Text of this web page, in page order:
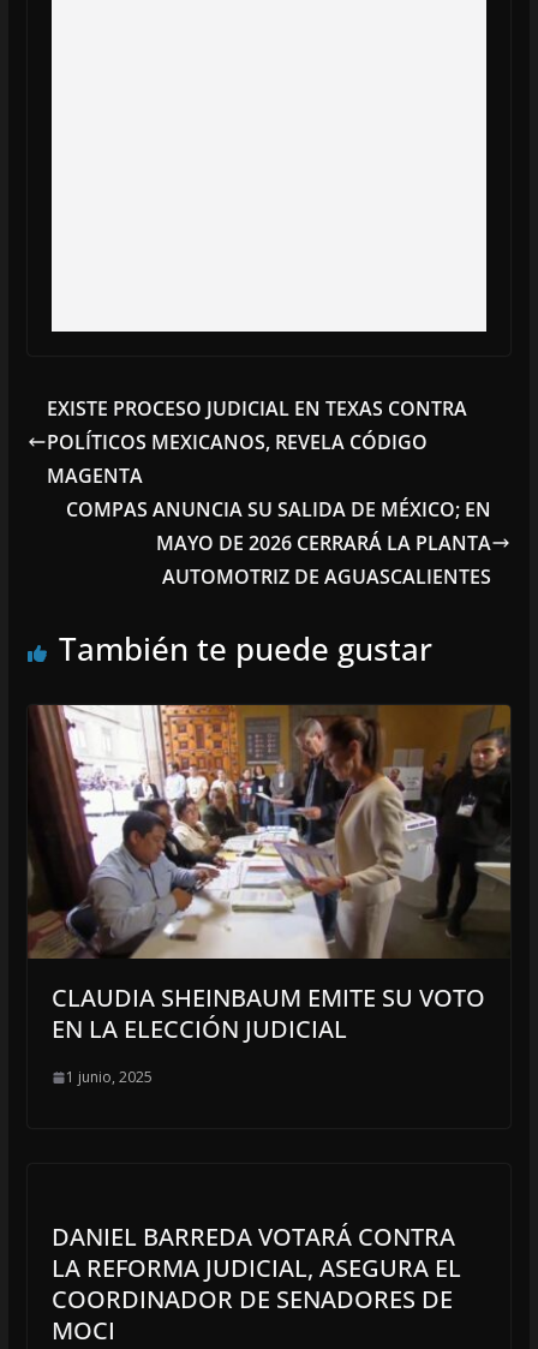
EXISTE PROCESO JUDICIAL EN TEXAS CONTRA
POLÍTICOS MEXICANOS, REVELA CÓDIGO
MAGENTA
COMPAS ANUNCIA SU SALIDA DE MÉXICO; EN
MAYO DE 2026 CERRARÁ LA PLANTA
AUTOMOTRIZ DE AGUASCALIENTES
También te puede gustar
CLAUDIA SHEINBAUM EMITE SU VOTO
EN LA ELECCIÓN JUDICIAL
1 junio, 2025
DANIEL BARREDA VOTARÁ CONTRA
LA REFORMA JUDICIAL, ASEGURA EL
COORDINADOR DE SENADORES DE
MOCI